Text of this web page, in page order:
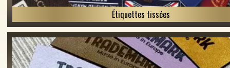
Étiquettes tissées